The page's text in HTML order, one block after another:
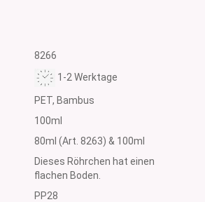
8266
1-2 Werktage
PET, Bambus
100ml
80ml (Art. 8263) & 100ml
Dieses Röhrchen hat einen
flachen Boden.
PP28